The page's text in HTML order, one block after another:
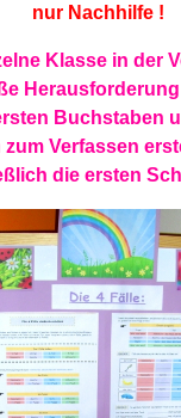
Klasse in der
Buchstaben
zum Verfassen
die ersten